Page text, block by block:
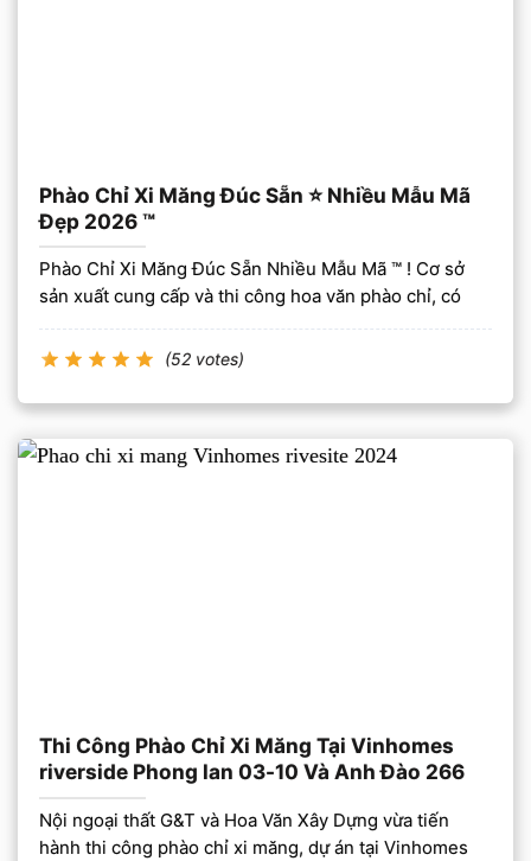
Phào Chỉ Xi Măng Đúc Sẵn ⭐️ Nhiều Mẫu Mã
Đẹp 2026 ™
Phào Chỉ Xi Măng Đúc Sẵn Nhiều Mẫu Mã ™ ! Cơ sở
sản xuất cung cấp và thi công hoa văn phào chỉ, có
(52 votes)
Thi Công Phào Chỉ Xi Măng Tại Vinhomes
riverside Phong lan 03-10 Và Anh Đào 266
Nội ngoại thất G&T và Hoa Văn Xây Dựng vừa tiến
hành thi công phào chỉ xi măng, dự án tại Vinhomes